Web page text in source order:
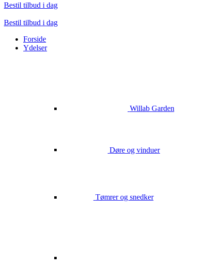
Bestil tilbud i dag
Bestil tilbud i dag
Forside
Ydelser
Willab Garden
Døre og vinduer
Tømrer og snedker